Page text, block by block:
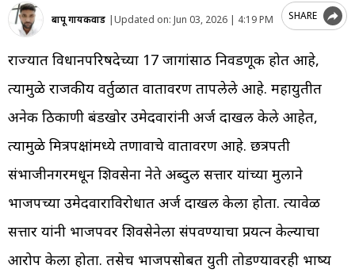
बापू गायकवाड |Updated on: Jun 03, 2026 | 4:19 PM SHARE
राज्यात विधानपरिषदेच्या 17 जागांसाठी निवडणूक होत आहे,
त्यामुळे राजकीय वर्तुळात वातावरण तापलेले आहे. महायुतीत
अनेक ठिकाणी बंडखोर उमेदवारांनी अर्ज दाखल केले आहेत,
त्यामुळे मित्रपक्षांमध्ये तणावाचे वातावरण आहे. छत्रपती
संभाजीनगरमधून शिवसेना नेते अब्दुल सत्तार यांच्या मुलाने
भाजपच्या उमेदवाराविरोधात अर्ज दाखल केला होता. त्यावेळी
सत्तार यांनी भाजपवर शिवसेनेला संपवण्याचा प्रयत्न केल्याचा
आरोप केला होता. तसेच भाजपसोबत युती तोडण्यावरही भाष्य